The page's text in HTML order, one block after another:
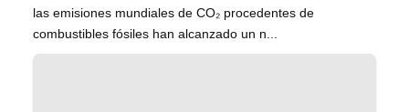
las emisiones mundiales de CO₂ procedentes de
combustibles fósiles han alcanzado un n...